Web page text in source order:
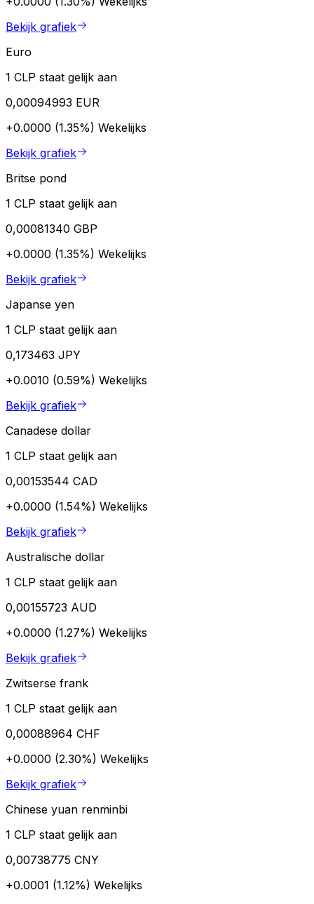
Bekijk grafiek
Euro
1 CLP staat gelijk aan
0,00094993 EUR
+0.0000 (1.35%) Wekelijks
Bekijk grafiek
Britse pond
1 CLP staat gelijk aan
0,00081340 GBP
+0.0000 (1.35%) Wekelijks
Bekijk grafiek
Japanse yen
1 CLP staat gelijk aan
0,173463 JPY
+0.0010 (0.59%) Wekelijks
Bekijk grafiek
Canadese dollar
1 CLP staat gelijk aan
0,00153544 CAD
+0.0000 (1.54%) Wekelijks
Bekijk grafiek
Australische dollar
1 CLP staat gelijk aan
0,00155723 AUD
+0.0000 (1.27%) Wekelijks
Bekijk grafiek
Zwitserse frank
1 CLP staat gelijk aan
0,00088964 CHF
+0.0000 (2.30%) Wekelijks
Bekijk grafiek
Chinese yuan renminbi
1 CLP staat gelijk aan
0,00738775 CNY
+0.0001 (1.12%) Wekelijks